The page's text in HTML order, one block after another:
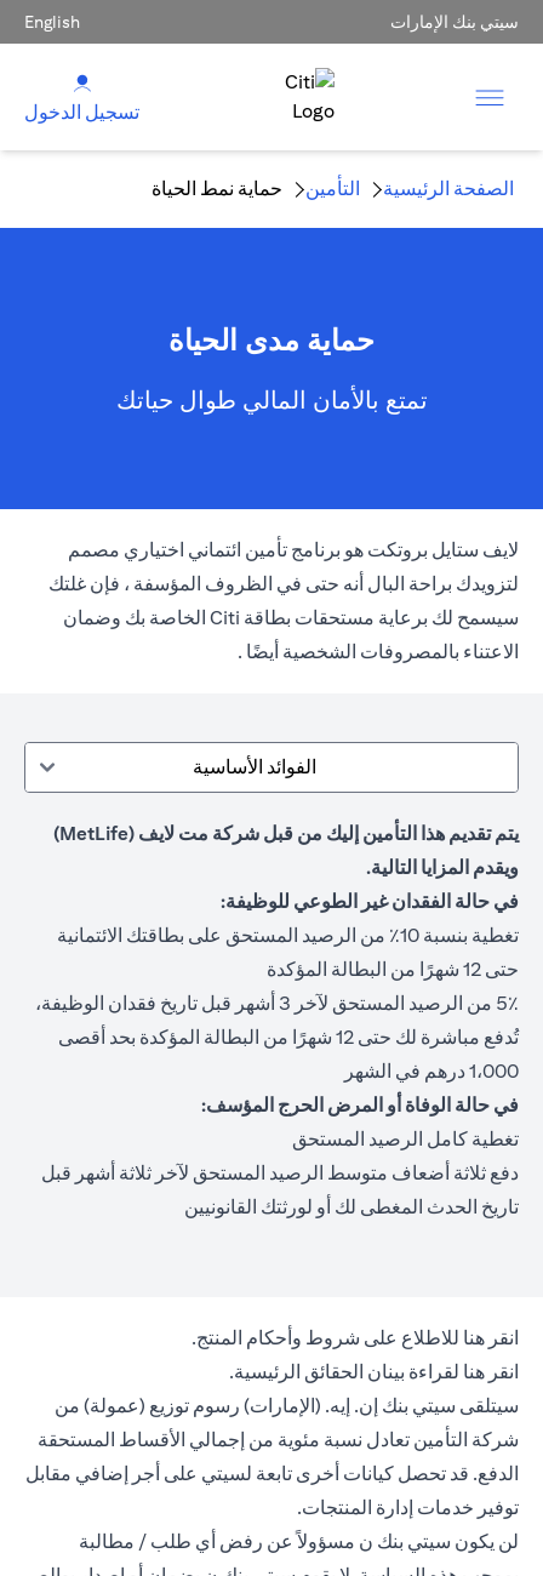
سيتي بنك الإمارات English
تسجيل الدخول
الصفحة الرئيسية التأمين حماية نمط الحياة
حماية مدى الحياة
تمتع بالأمان المالي طوال حياتك
لايف ستايل بروتكت هو برنامج تأمين ائتماني اختياري مصمم
لتزويدك براحة البال أنه حتى في الظروف المؤسفة ، فإن غلتك
سيسمح لك برعاية مستحقات بطاقة Citi الخاصة بك وضمان
الاعتناء بالمصروفات الشخصية أيضًا .
الفوائد الأساسية
يتم تقديم هذا التأمين إليك من قبل شركة مت لايف (MetLife)
ويقدم المزايا التالية.
في حالة الفقدان غير الطوعي للوظيفة:
تغطية بنسبة 10٪ من الرصيد المستحق على بطاقتك الائتمانية
حتى 12 شهرًا من البطالة المؤكدة
5٪ من الرصيد المستحق لآخر 3 أشهر قبل تاريخ فقدان الوظيفة،
تُدفع مباشرة لك حتى 12 شهرًا من البطالة المؤكدة بحد أقصى
1،000 درهم في الشهر
في حالة الوفاة أو المرض الحرج المؤسف:
تغطية كامل الرصيد المستحق
دفع ثلاثة أضعاف متوسط الرصيد المستحق لآخر ثلاثة أشهر قبل
تاريخ الحدث المغطى لك أو لورثتك القانونيين
انقر هنا opens in a new tab
للاطلاع على شروط وأحكام المنتج.
انقر هنا opens in a new tab
لقراءة بينان الحقائق الرئيسية.
سيتلقى سيتي بنك إن. إيه. (الإمارات) رسوم توزيع (عمولة) من
شركة التأمين تعادل نسبة مئوية من إجمالي الأقساط المستحقة
الدفع. قد تحصل كيانات أخرى تابعة لسيتي على أجر إضافي مقابل
توفير خدمات إدارة المنتجات.
لن يكون سيتي بنك ن مسؤولاً عن رفض أي طلب / مطالبة